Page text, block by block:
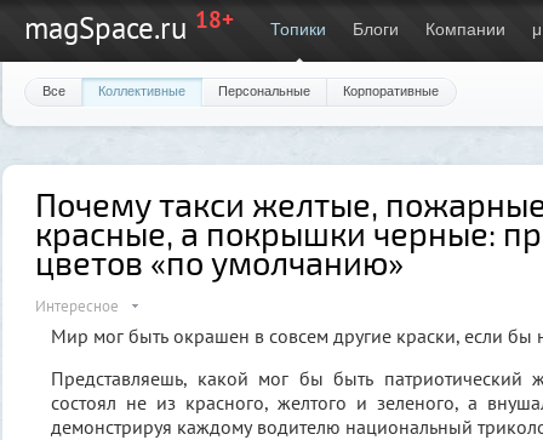
magSpace.ru 18+ Топики Блоги Компании μ
Все Коллективные Персональные Корпоративные
Почему такси желтые,
красные, а покрышки черные:
цветов «по умолчанию»
Интересное
Мир мог быть окрашен в совсем другие краски, если бы
Представляешь, какой мог бы быть патриотический
состоял не из красного, желтого и зеленого, а
демонстрируя каждому водителю национальный